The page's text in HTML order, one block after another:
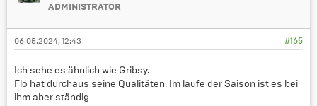
ADMINISTRATOR
#165
06.05.2024, 12:43
Ich sehe es ähnlich wie Gribsy.
Flo hat durchaus seine Qualitäten. Im laufe der Saison ist es bei
ihm aber ständig